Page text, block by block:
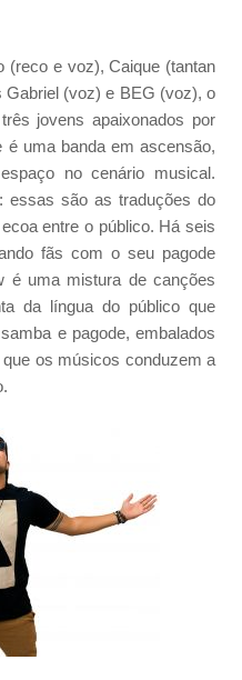
(reco e voz), Caique (tantan
(voz) e BEG (voz), o
jovens apaixonados por
é uma banda em ascensão,
no cenário musical.
essas são as traduções do
entre o público. Há seis
fãs com o seu pagode
é uma mistura de canções
da língua do público que
e pagode, embalados
os músicos conduzem a